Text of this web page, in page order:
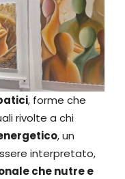
, forme che
rivolte a chi
, un
interpretato,
che nutre e